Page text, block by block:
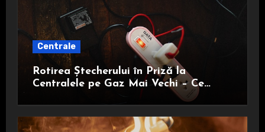
Centrale
Rotirea Ștecherului în Priză la
Centralele pe Gaz Mai Vechi – Ce